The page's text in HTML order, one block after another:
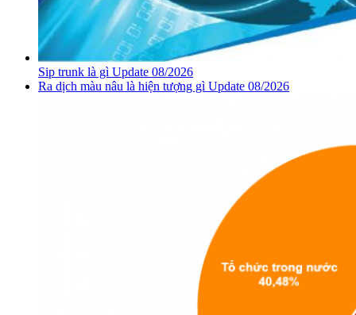
Sip trunk là gì Update 08/2026
Ra dịch màu nâu là hiện tượng gì Update 08/2026